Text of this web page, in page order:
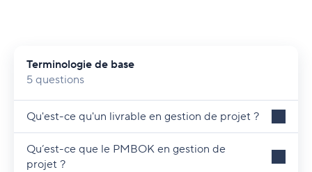
Terminologie de base
5 questions
Qu'est-ce qu'un livrable en gestion de projet ?
Qu’est-ce que le PMBOK en gestion de
projet ?